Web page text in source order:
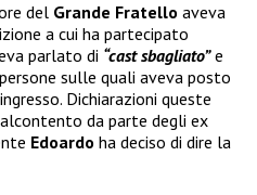
del Grande Fratello aveva
a cui ha partecipato
parlato di “cast sbagliato”e
sulle quali aveva posto
Dichiarazioni queste
da parte degli ex
Edoardo ha deciso di dire la